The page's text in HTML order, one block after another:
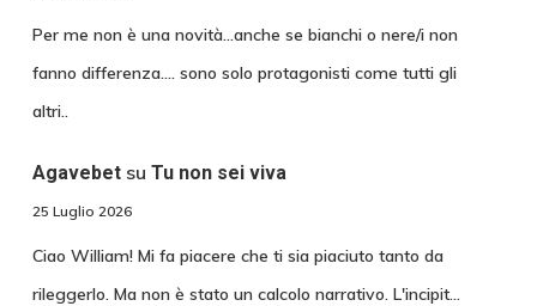
Per me non è una novità...anche se bianchi o nere/i non
fanno differenza.... sono solo protagonisti come tutti gli
altri..
Agavebetsu Tu non sei viva
25 Luglio 2026
Ciao William! Mi fa piacere che ti sia piaciuto tanto da
rileggerlo. Ma non è stato un calcolo narrativo. L'incipit…